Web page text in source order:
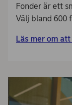
Fonder är ett
Välj bland 600
Läs mer om